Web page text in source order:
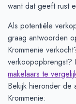
want dat geeft rust
Als potentiële
graag antwoorden
Krommenie
verkoopopbrengst?
makelaars te
Bekijk hieronder de
Krommenie: